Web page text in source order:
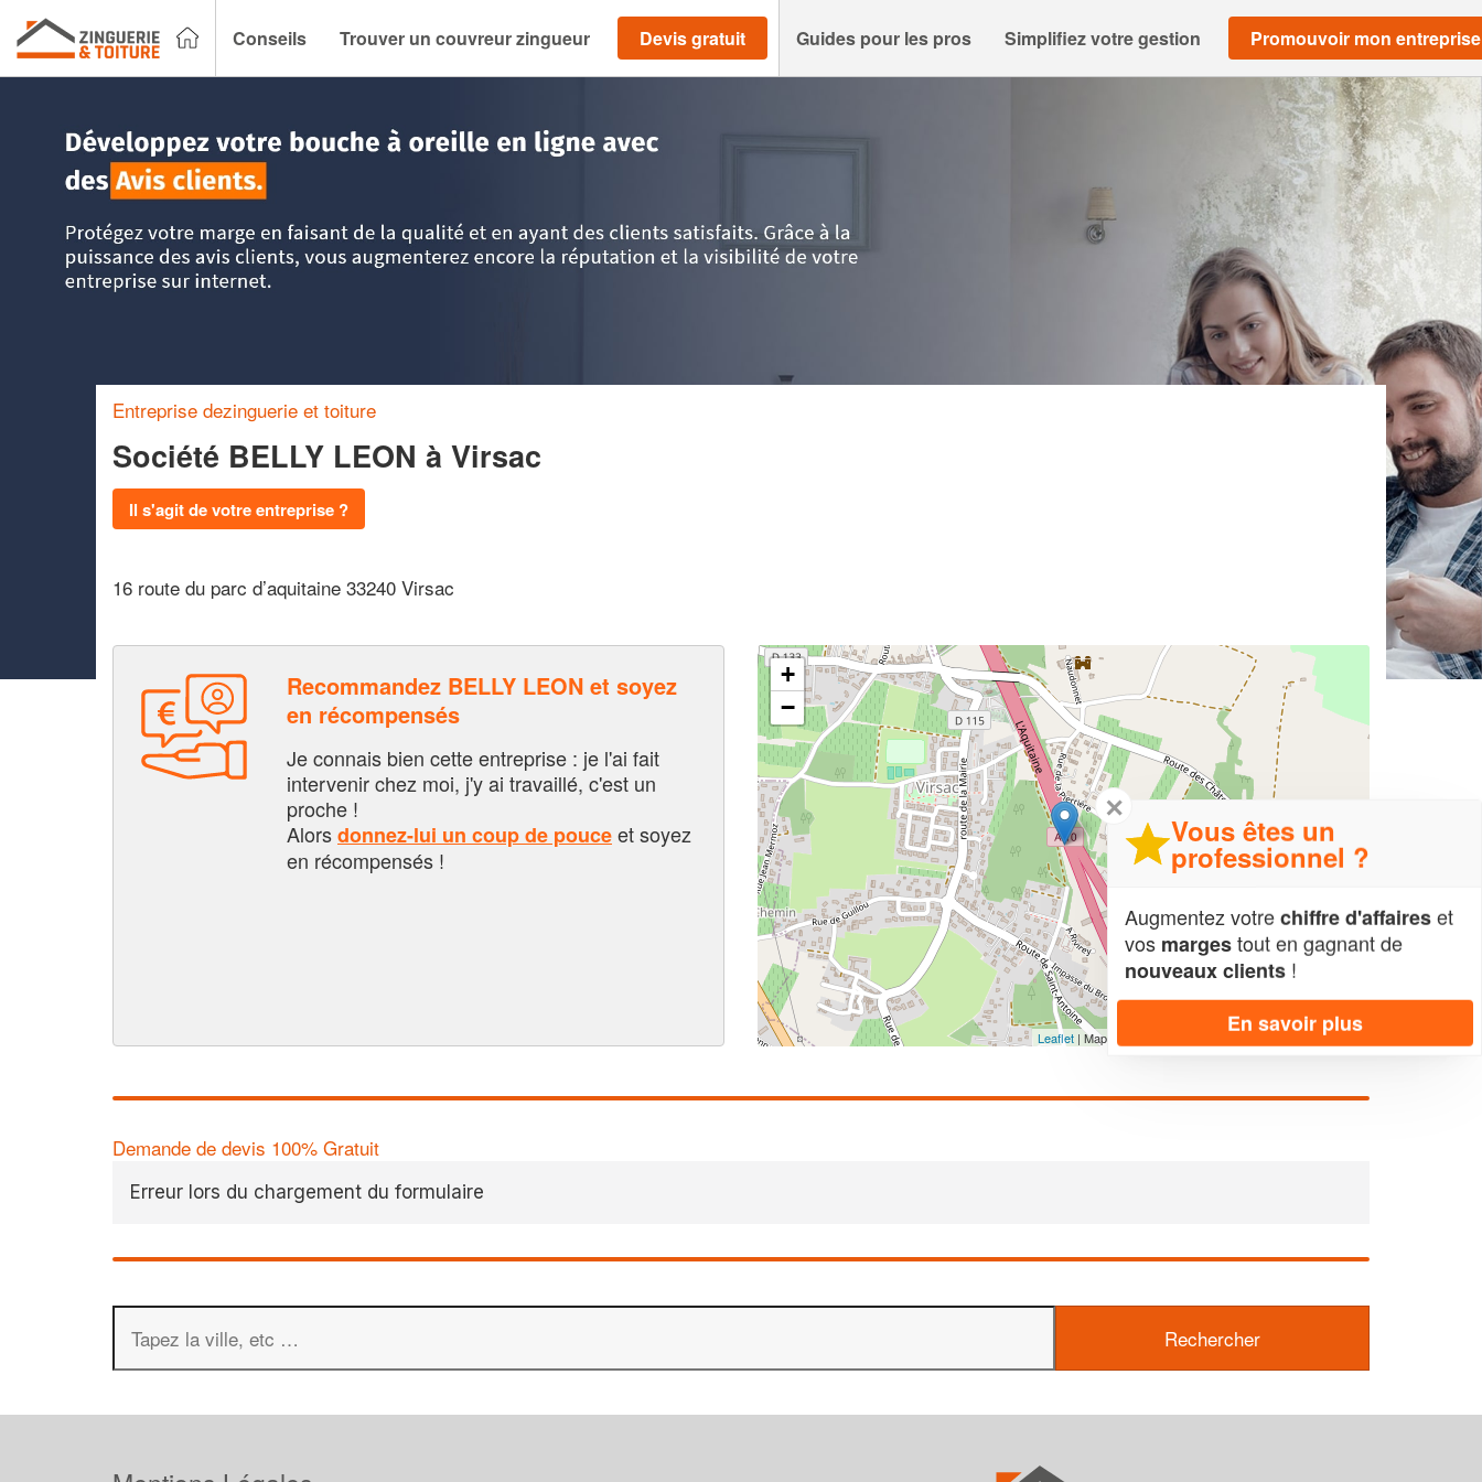
Conseils Trouver un couvreur zingueur Devis gratuit Guides pour les pros Simplifiez votre gestion Promouvoir mon entreprise
Entreprise dezinguerie et toiture
Société BELLY LEON à Virsac
Il s'agit de votre entreprise ?
16 route du parc d’aquitaine 33240 Virsac
Recommandez BELLY LEON et soyez
en récompensés
Je connais bien cette entreprise : je l'ai fait
intervenir chez moi, j'y ai travaillé, c'est un
proche !
Alorsdonnez-lui un coup de pouceet soyez
en récompensés !
+
−
Leaflet | Map data © CC-BY-SA
Demande de devis 100% Gratuit
Erreur lors du chargement du formulaire
✕
Vous êtes un
professionnel ?
Augmentez votrechiffre d'affaireset
vos margestout en gagnant de
nouveaux clients !
En savoir plus